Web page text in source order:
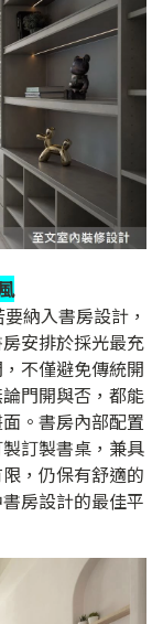
納入書房設計，
安排於採光最充
不僅避免傳統開
門開與否，都能
。書房內部配置
訂製書桌，兼具
，仍保有舒適的
房設計的最佳平